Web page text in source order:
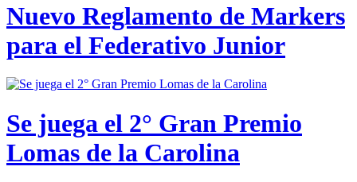
Nuevo Reglamento de Markers
para el Federativo Junior
Se juega el 2° Gran Premio
Lomas de la Carolina